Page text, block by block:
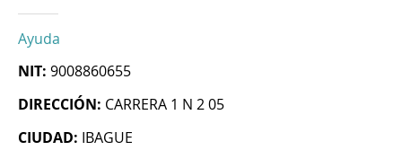
Ayuda
NIT: 9008860655
DIRECCIÓN: CARRERA 1 N 2 05
CIUDAD: IBAGUE